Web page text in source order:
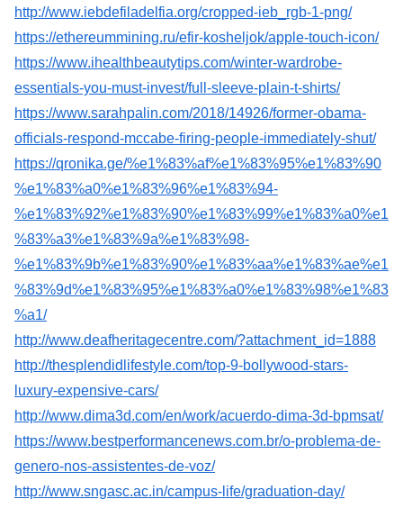
http://www.iebdefiladelfia.org/cropped-ieb_rgb-1-png/
https://ethereummining.ru/efir-kosheljok/apple-touch-icon/
https://www.ihealthbeautytips.com/winter-wardrobe-
essentials-you-must-invest/full-sleeve-plain-t-shirts/
https://www.sarahpalin.com/2018/14926/former-obama-
officials-respond-mccabe-firing-people-immediately-shut/
https://qronika.ge/%e1%83%af%e1%83%95%e1%83%90
%e1%83%a0%e1%83%96%e1%83%94-
%e1%83%92%e1%83%90%e1%83%99%e1%83%a0%e1
%83%a3%e1%83%9a%e1%83%98-
%e1%83%9b%e1%83%90%e1%83%aa%e1%83%ae%e1
%83%9d%e1%83%95%e1%83%a0%e1%83%98%e1%83
%a1/
http://www.deafheritagecentre.com/?attachment_id=1888
http://thesplendidlifestyle.com/top-9-bollywood-stars-
luxury-expensive-cars/
http://www.dima3d.com/en/work/acuerdo-dima-3d-bpmsat/
https://www.bestperformancenews.com.br/o-problema-de-
genero-nos-assistentes-de-voz/
http://www.sngasc.ac.in/campus-life/graduation-day/